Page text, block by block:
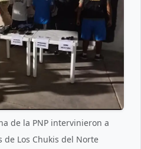
de la PNP intervinieron a
Los Chukis del Norte